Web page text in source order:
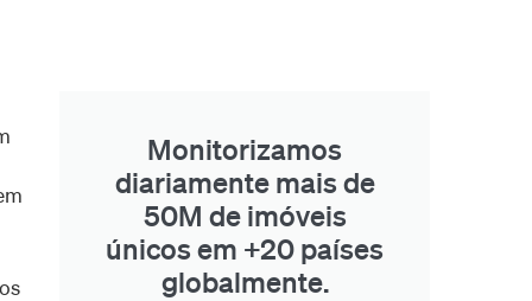
Monitorizamos
diariamente mais de
50M de imóveis
únicos em +20 países
globalmente.